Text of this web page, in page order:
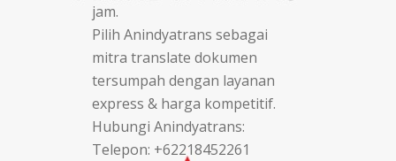
jam.
Pilih Anindyatrans sebagai
mitra translate dokumen
tersumpah dengan layanan
express & harga kompetitif.
Hubungi Anindyatrans:
Telepon: +62218452261